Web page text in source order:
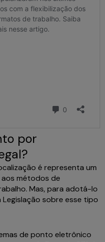
por
é representa um
métodos de
Mas, para adotá-lo
sobre esse tipo
de ponto eletrônico